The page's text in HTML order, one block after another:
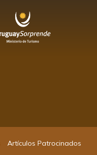
Artículos Patrocinados